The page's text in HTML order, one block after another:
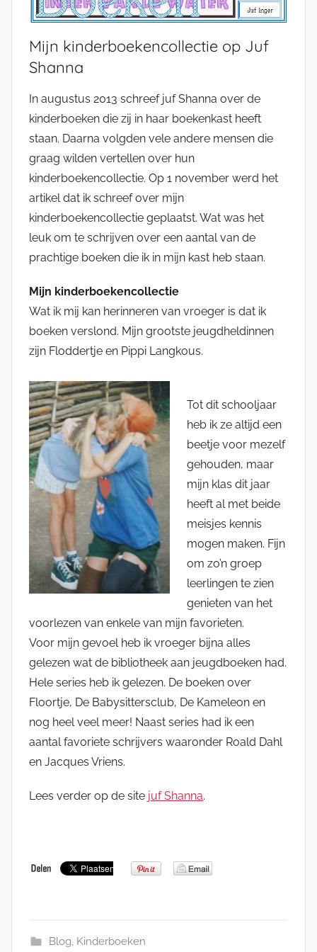
Mijn kinderboekencollectie op Juf
Shanna
In augustus 2013 schreef juf Shanna over de
kinderboeken die zij in haar boekenkast heeft
staan. Daarna volgden vele andere mensen die
graag wilden vertellen over hun
kinderboekencollectie. Op 1 november werd het
artikel dat ik schreef over mijn
kinderboekencollectie geplaatst. Wat was het
leuk om te schrijven over een aantal van de
prachtige boeken die ik in mijn kast heb staan.
Mijn kinderboekencollectie
Wat ik mij kan herinneren van vroeger is dat ik
boeken verslond. Mijn grootste jeugdheldinnen
zijn Floddertje en Pippi Langkous.
Tot dit schooljaar
heb ik ze altijd een
beetje voor mezelf
gehouden, maar
mijn klas dit jaar
heeft al met beide
meisjes kennis
mogen maken. Fijn
om zo’n groep
leerlingen te zien
genieten van het
voorlezen van enkele van mijn favorieten.
Voor mijn gevoel heb ik vroeger bijna alles
gelezen wat de bibliotheek aan jeugdboeken had.
Hele series heb ik gelezen. De boeken over
Floortje, De Babysittersclub, De Kameleon en
nog heel veel meer! Naast series had ik een
aantal favoriete schrijvers waaronder Roald Dahl
en Jacques Vriens.
Lees verder op de site juf Shanna.
Blog Kinderboeken